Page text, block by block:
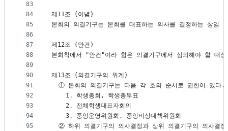
83
84
85
86
87
88
89
90
91
92
93
94
95
제11조 (이념)
본회의 의결기구는 본회를 대표하는 의사를 결정하는 상임
제12조 (안건)
본회칙에서 "안건"이라 함은 의결기구에서 심의해야 할 대
제13조 (의결기구의 위계)
  ① 본회의 의결기구는 다음 각 호의 순서로 권한이 있다.
    1. 학생총회, 학생총투표
    2. 전체학생대표자회의
    3. 중앙운영위원회, 중앙비상대책위원회
② 하위 의결기구의 의사결정과 상위 의결기구의 의사결